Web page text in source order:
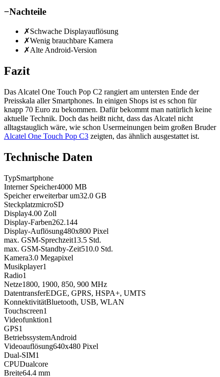
−Nachteile
✗Schwache Displayauflösung
✗Wenig brauchbare Kamera
✗Alte Android-Version
Fazit
Das Alcatel One Touch Pop C2 rangiert am untersten Ende der
Preisskala aller Smartphones. In einigen Shops ist es schon für
knapp 70 Euro zu bekommen. Dafür bekommt man natürlich keine
aktuelle Technik. Doch das heißt nicht, dass das Alcatel nicht
alltagstauglich wäre, wie schon Usermeinungen beim großen Bruder
Alcatel One Touch Pop C3 zeigten, das ähnlich ausgestattet ist.
Technische Daten
TypSmartphone
Interner Speicher4000 MB
Speicher erweiterbar um32.0 GB
SteckplatzmicroSD
Display4.00 Zoll
Display-Farben262.144
Display-Auflösung480x800 Pixel
max. GSM-Sprechzeit13.5 Std.
max. GSM-Standby-Zeit510.0 Std.
Kamera3.0 Megapixel
Musikplayer1
Radio1
Netze1800, 1900, 850, 900 MHz
DatentransferEDGE, GPRS, HSPA+, UMTS
KonnektivitätBluetooth, USB, WLAN
Touchscreen1
Videofunktion1
GPS1
BetriebssystemAndroid
Videoauflösung640x480 Pixel
Dual-SIM1
CPUDualcore
Breite64.4 mm